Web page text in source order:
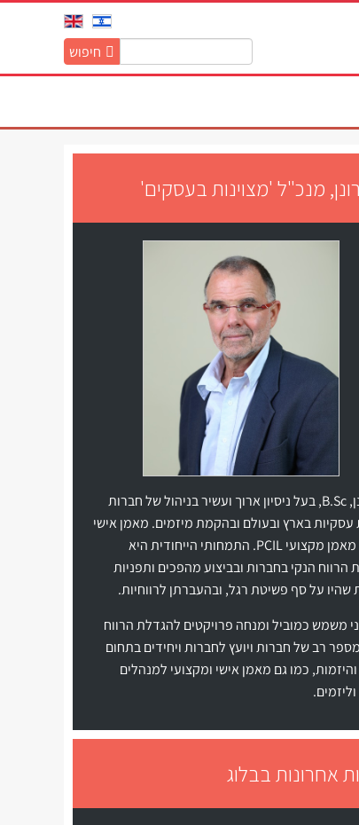
באתר:
חיפוש
מנכ"ל 'מצוינות בעסקים'
זאב רונן, B.Sc, בעל ניסיון ארוך ועשיר בניהול של חברות
עסקיות בארץ ובעולם ובהקמת מיזמים. מאמן אישי
בדרגת מאמן מקצועי PCIL. התמחותי הייחודית היא
הרווח הנקי בחברות ובביצוע מהפכים ותפניות
שהיו על סף פשיטת רגל, ובהעברתן לרווחיות.
משמש כמוביל ומנחה פרויקטים להגדלת הרווח
רב של חברות ויועץ לחברות ויחידים בתחום
כמו גם מאמן אישי ומקצועי למנהלים
אחרונות בבלוג